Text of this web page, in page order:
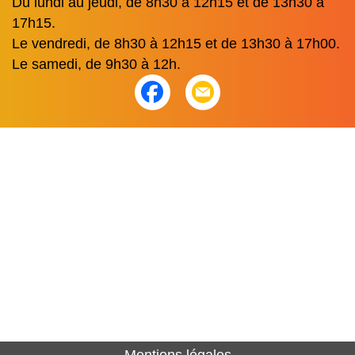
17h15.
Le vendredi, de 8h30 à 12h15 et de 13h30 à 17h00.
Le samedi, de 9h30 à 12h.